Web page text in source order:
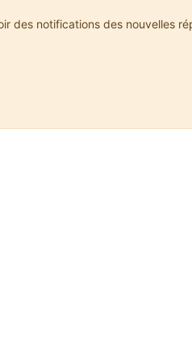
des notifications des nouvelles